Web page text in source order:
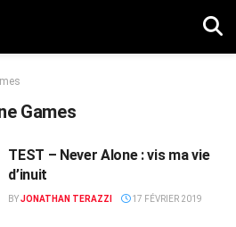
Games
TEST – Never Alone : vis ma vie
d’inuit
BYJONATHAN TERAZZI 17 FÉVRIER 2019